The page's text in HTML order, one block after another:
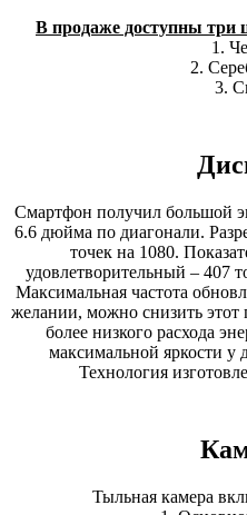
В продаже доступны три
1.
2.
3.
Смартфон получил большой
6.6 дюйма по диагонали.
точек на 1080.
удовлетворительный – 407
Максимальная частота
желании, можно снизить этот
более низкого расхода
максимальной яркости у
Технология
Тыльная камера